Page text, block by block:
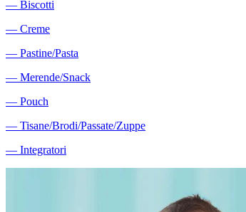
― Biscotti
― Creme
― Pastine/Pasta
― Merende/Snack
― Pouch
― Tisane/Brodi/Passate/Zuppe
― Integratori